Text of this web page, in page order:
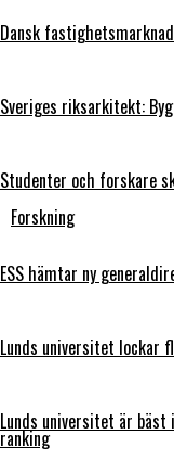
Dansk
Sveriges riksarkitekt:
Studenter och forskare
Forskning
ESS hämtar ny
Lunds universitet lockar
Lunds universitet är
ranking